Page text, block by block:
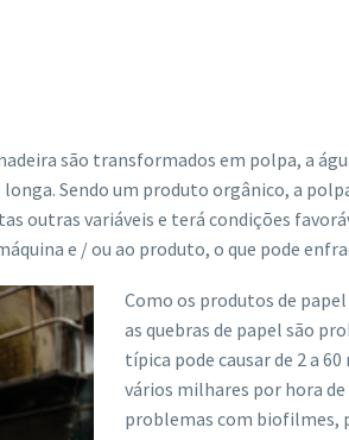
são transformados em polpa, a
Sendo um produto orgânico, a
outras variáveis e terá condições
e / ou ao produto, o que pode
Como os produtos de
as quebras de papel são
típica pode causar de 2 a
vários milhares por hora de
problemas com biofilmes,